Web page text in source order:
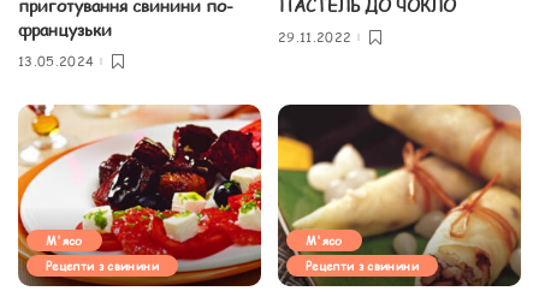
приготування свинини по-
французьки
13.05.2024
ПАСТЕЛЬ ДО ЧОКЛО
29.11.2022
М'ясо
Рецепти з свинини
М'ясо
Рецепти з свинини